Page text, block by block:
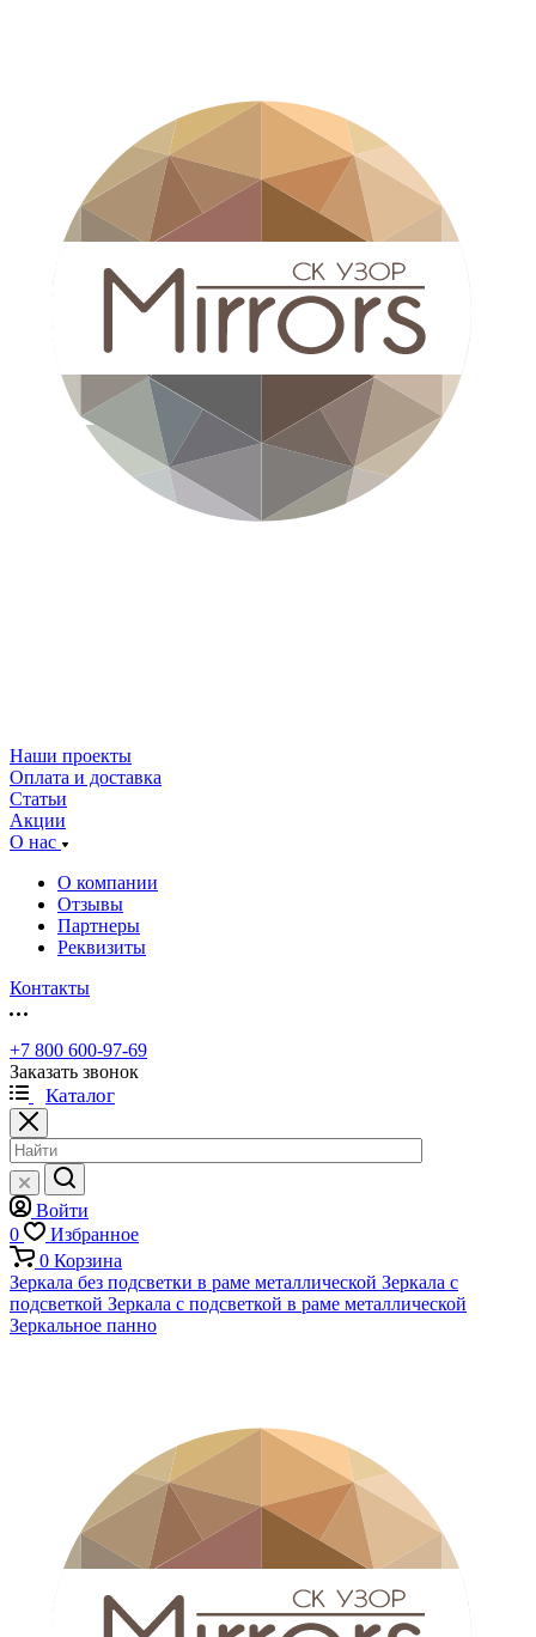
Наши проекты
Оплата и доставка
Статьи
Акции
О нас
О компании
Отзывы
Партнеры
Реквизиты
Контакты
+7 800 600-97-69
Заказать звонок
Каталог
Войти
0
Избранное
0 Корзина
Зеркала без подсветки в раме металлической Зеркала с
подсветкой Зеркала с подсветкой в раме металлической
Зеркальное панно